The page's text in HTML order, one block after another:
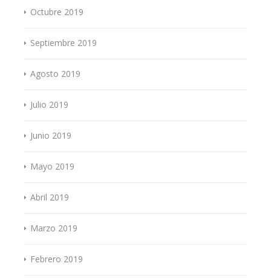
Octubre 2019
Septiembre 2019
Agosto 2019
Julio 2019
Junio 2019
Mayo 2019
Abril 2019
Marzo 2019
Febrero 2019